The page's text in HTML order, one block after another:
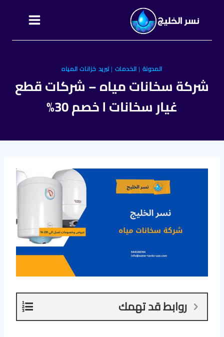
المدونة | الخدمات |تبريد خزانات المياه
شركة سخانات مياه – شركات قطع
غيار سخانات l خصم 30%
روابط قد تهمك